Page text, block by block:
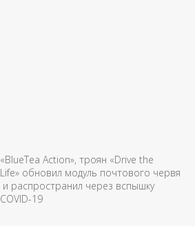
«BlueTea Action», троян «Drive the
Life» обновил модуль почтового червя
и распространил через вспышку
COVID-19